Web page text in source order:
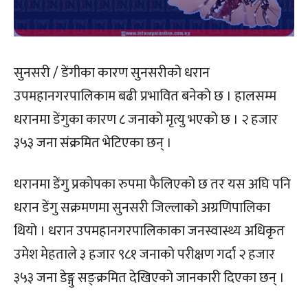
सुनसरी / डेंगीका कारण सुनसरीको धरान
उपमहानगरपालिकाम बढी प्रभावित बनेको छ । हालसम्म
धरानमा डेंगुका कारण ८ जनाको मृत्यु भएको छ । २ हजार
३५३ जना संक्रमित भेटिएका छन् ।
धरानमा डेंगु प्रकोपका रुपमा फैलिएको छ तर यस अघि पनि
धरान डेंगु सक्रमणमा सुनसरी जिल्लाको अग्रणिपालिका
थियो । धरान उपमहानगरपालिकाका जनस्वास्थ्य अधिकृत
उमेश मेहताले ३ हजार ९८१ जनाको परीक्षण गर्दा २ हजार
३५३ जना डेङ्गु सङ्क्रमित देखिएको जानकारी दिएका छन् ।